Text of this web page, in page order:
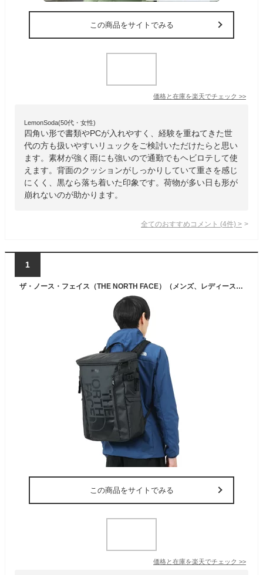
この商品をサイトでみる
価格と在庫を楽天でチェック >>
LemonSoda(50代・女性)
四角い形で書類やPCが入れやすく、経験を重ねてきた世
代の方も扱いやすいリュックをご検討いただけたらと思い
ます。素材が強く雨にも強いので通勤でもヘビロテして使
えます。背面のクッションがしっかりしていて重さを感じ
にくく、黒なら落ち着いた印象です。荷物が多い日も形が
崩れないのが助かります。
全てのおすすめコメント (4件) >
1
ザ・ノース・フェイス（THE NORTH FACE）（メンズ、レディース）リュック デイパック BC ヒューズボックス 2 30L NM82255 K 撥水 PC収納
この商品をサイトでみる
価格と在庫を楽天でチェック >>